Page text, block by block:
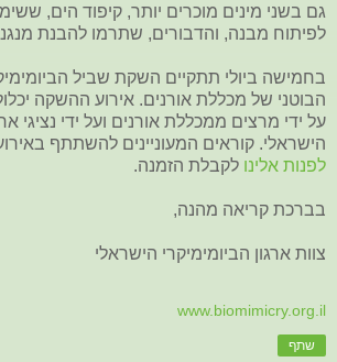
גם בשני מינים מוכרים יותר, קיפוד הים,
לפיתוח מבנה, והדבורים, שתרמו להבנת
בחמישה ביולי תתקיים השקת שביל
הבוטני של מכללת אורנים. אירוע ההשקה
על ידי מרצים ממכללת אורנים ועל ידי נציגי
הישראלי. קוראים המעוניינים להשתתף
לפנות אלינו לקבלת הזמנה.
בברכת קריאה מהנה,
צוות ארגון הביומימיקרי הישראלי
www.biomimicry.org.il
שתף